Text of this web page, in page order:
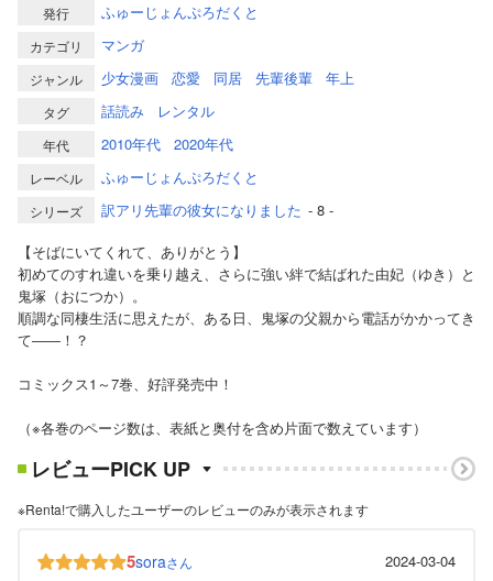
発行 ふゅーじょんぷろだくと
カテゴリ マンガ
ジャンル 少女漫画 恋愛 同居 先輩後輩 年上
タグ 話読み レンタル
年代 2010年代 2020年代
レーベル ふゅーじょんぷろだくと
シリーズ 訳アリ先輩の彼女になりました - 8 -
【そばにいてくれて、ありがとう】
初めてのすれ違いを乗り越え、さらに強い絆で結ばれた由妃（ゆき）と
鬼塚（おにつか）。
順調な同棲生活に思えたが、ある日、鬼塚の父親から電話がかかってき
て――！？
コミックス1～7巻、好評発売中！
（※各巻のページ数は、表紙と奥付を含め片面で数えています）
レビューPICK UP
※Renta!で購入したユーザーのレビューのみが表示されます
5soraさん
2024-03-04